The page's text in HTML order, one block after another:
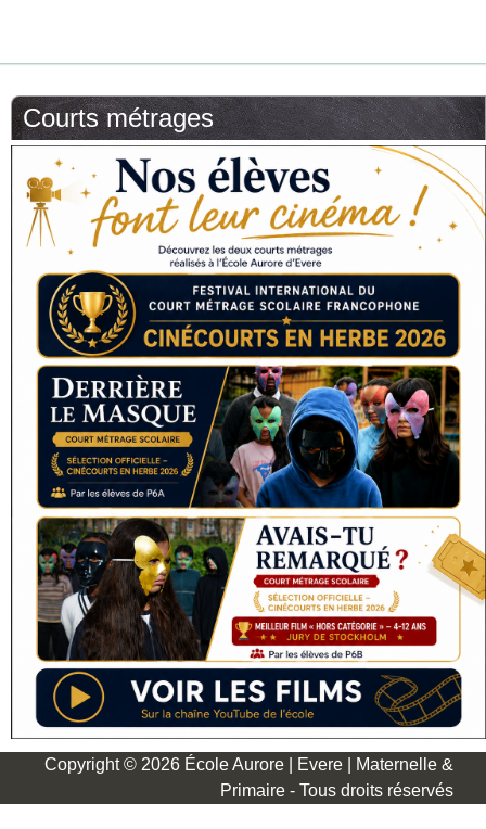
Courts métrages
Copyright © 2026 École Aurore | Evere | Maternelle &
Primaire - Tous droits réservés